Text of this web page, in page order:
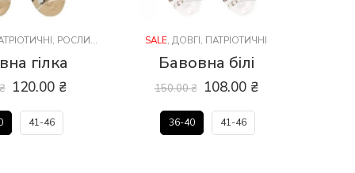
, РОСЛИНИ
гілка
120.00 ₴
41-46
SALE, ДОВГІ, ПАТРІОТИЧНІ
Бавовна білі
150.00₴ 108.00 ₴
36-40 41-46